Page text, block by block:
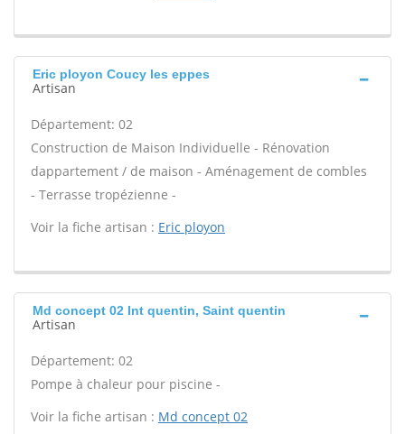
Eric ployon Coucy les eppes
Artisan
Département: 02
Construction de Maison Individuelle - Rénovation
dappartement / de maison - Aménagement de combles
- Terrasse tropézienne -
Voir la fiche artisan : Eric ployon
Md concept 02 Int quentin, Saint quentin
Artisan
Département: 02
Pompe à chaleur pour piscine -
Voir la fiche artisan : Md concept 02